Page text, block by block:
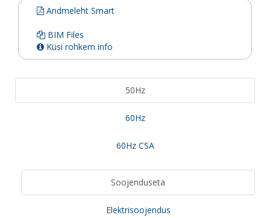
Andmeleht Smart
BIM Files
Küsi rohkem info
50Hz
60Hz
60Hz CSA
Soojenduseta
Elektrisoojendus